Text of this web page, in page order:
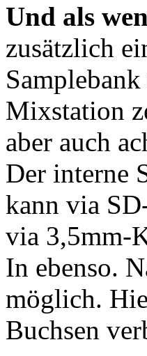
Und als
zusätzlich
Mixstation
aber auch
Der interne
kann via
via 3,5mm-
In ebenso.
möglich.
Buchsen